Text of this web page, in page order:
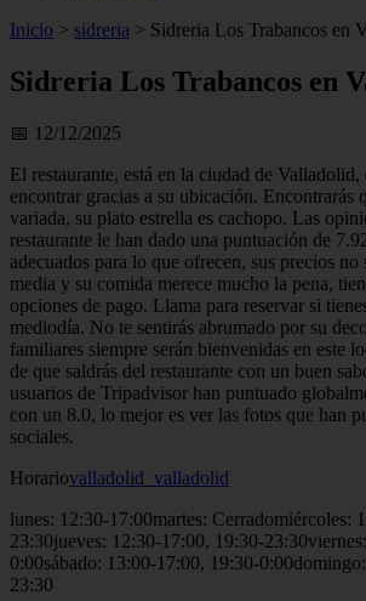
Inicio > sidreria > Sidreria Los Trabancos en
Sidreria Los Trabancos en
📅 12/12/2025
El restaurante, está en la ciudad de
encontrar gracias a su ubicación. Encontrarás
variada, su plato estrella es cachopo. Las
restaurante le han dado una puntuación de
adecuados para lo que ofrecen, sus precios no
media y su comida merece mucho la pena,
opciones de pago. Llama para reservar si
mediodía. No te sentirás abrumado por su
familiares siempre serán bienvenidas en este
de que saldrás del restaurante con un buen
usuarios de Tripadvisor han puntuado
con un 8.0, lo mejor es ver las fotos que han
sociales.
Horariovalladolid_valladolid
lunes: 12:30-17:00martes: Cerradomiércoles:
23:30jueves: 12:30-17:00, 19:30-
0:00sábado: 13:00-17:00, 19:30-
23:30